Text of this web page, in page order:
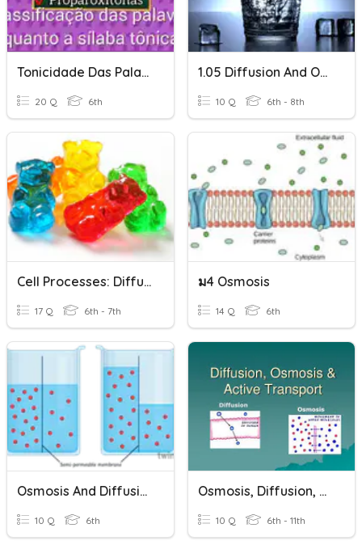
Tonicidade Das Palavras
20 Q 6th
1.05 Diffusion And Osmosis
10 Q 6th - 8th
Cell Processes: Diffusion And Osmosis
17 Q 6th - 7th
ม4 Osmosis
14 Q 6th
Osmosis And Diffusion Review
10 Q 6th
Osmosis, Diffusion, And Active Transport Quiz
10 Q 6th - 11th